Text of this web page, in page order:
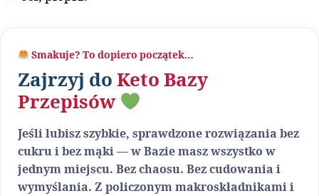
Smakuje? To dopiero początek…
Zajrzyj do Keto Bazy
Przepisów
Jeśli lubisz szybkie, sprawdzone rozwiązania bez
cukru i bez mąki — w Bazie masz wszystko w
jednym miejscu. Bez chaosu. Bez cudowania i
wymyślania. Z policzonym makroskładnikami i